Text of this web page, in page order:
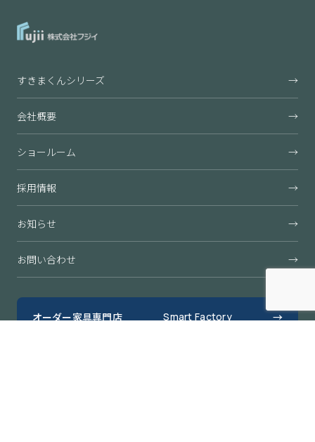
すきまくんシリーズ →
会社概要 →
ショールーム →
採用情報 →
お知らせ →
お問い合わせ →
オーダー家具専門店 Smart Factory →